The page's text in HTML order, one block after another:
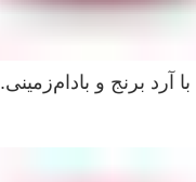
آرد برنج و بادام‌زمینی.